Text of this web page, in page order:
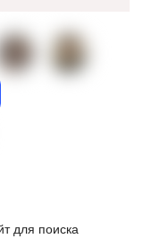
для поиска